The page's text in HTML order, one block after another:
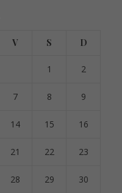
V S D
1 2
7 8 9
14 15 16
21 22 23
28 29 30